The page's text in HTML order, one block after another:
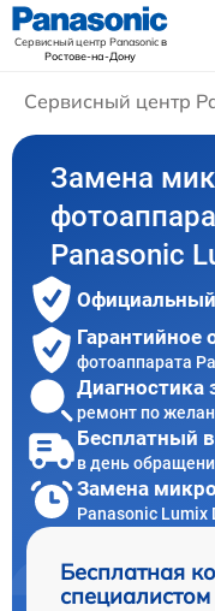
Сервисный центр Panasonicв
Ростове-на-Дону
Сервисный центр
Замена
Panasonic
Гарантийное
фотоаппарата
Диагностика
ремонт по
Бесплатный
в день
Замена
Panasonic Lumix
Бесплатная
специалистом